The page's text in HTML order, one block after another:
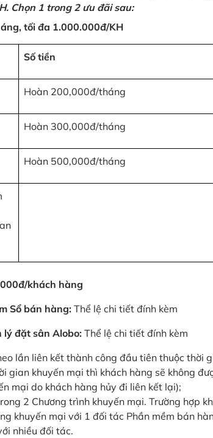
Chọn 1 trong 2 ưu đãi sau:
tối đa 1.000.000đ/KH
Số tiền
Hoàn 200,000đ/tháng
Hoàn 300,000đ/tháng
Hoàn 500,000đ/tháng
khách hàng
Sổ bán hàng: Thể lệ chi tiết đính kèm
lý đặt sân Alobo: Thể lệ chi tiết đính kèm
lần liên kết thành công đầu tiên thuộc thời
gian khuyến mại thì khách hàng sẽ không
mại do khách hàng hủy đi liên kết lại);
2 Chương trình khuyến mại. Trường hợp
khuyến mại với 1 đối tác Phần mềm bán
nhiều đối tác.